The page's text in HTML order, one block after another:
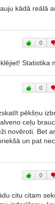
kādā reālā
0
Statistika
0
pēkšņu
ceļu
novēroti. Bet
un pat
0
citu citam